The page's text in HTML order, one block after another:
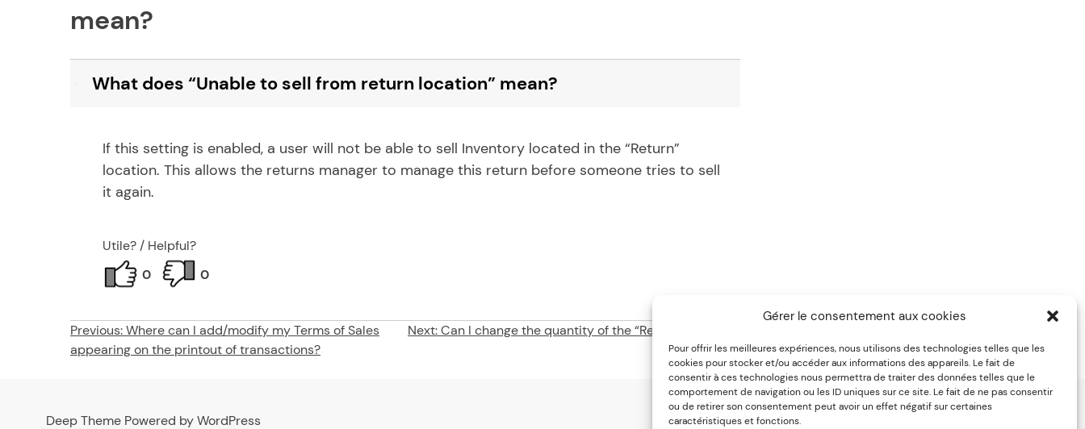
Gérer le consentement aux cookies
Pour offrir les meilleures expériences, nous utilisons des technologies telles que les
cookies pour stocker et/ou accéder aux informations des appareils. Le fait de
consentir à ces technologies nous permettra de traiter des données telles que le
comportement de navigation ou les ID uniques sur ce site. Le fait de ne pas consentir
ou de retirer son consentement peut avoir un effet négatif sur certaines
caractéristiques et fonctions.
mean?
What does “Unable to sell from return location” mean?
If this setting is enabled, a user will not be able to sell Inventory located in the “Return”
location. This allows the returns manager to manage this return before someone tries to sell
it again.
Utile? / Helpful?
0
0
Post
navigation
Previous:Where can I add/modify my Terms of Sales
appearing on the printout of transactions?
Next:Can I change the quantity of the “Return” location?
Deep Theme Powered by WordPress